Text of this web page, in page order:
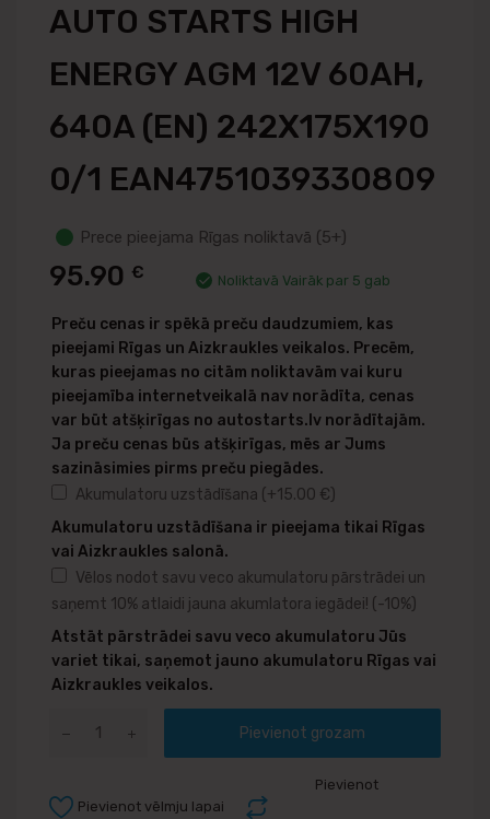
AUTO STARTS HIGH
ENERGY AGM 12V 60AH,
640A (EN) 242X175X190
0/1 EAN4751039330809
Prece pieejama Rīgas noliktavā (5+)
95.90 € Noliktavā Vairāk par 5 gab
Preču cenas ir spēkā preču daudzumiem, kas
pieejami Rīgas un Aizkraukles veikalos. Precēm,
kuras pieejamas no citām noliktavām vai kuru
pieejamība internetveikalā nav norādīta, cenas
var būt atšķirīgas no autostarts.lv norādītajām.
Ja preču cenas būs atšķirīgas, mēs ar Jums
sazināsimies pirms preču piegādes.
Akumulatoru uzstādīšana (+15.00 € )
Akumulatoru uzstādīšana ir pieejama tikai Rīgas
vai Aizkraukles salonā.
Vēlos nodot savu veco akumulatoru pārstrādei un
saņemt 10% atlaidi jauna akumlatora iegādei! (-10%)
Atstāt pārstrādei savu veco akumulatoru Jūs
variet tikai, saņemot jauno akumulatoru Rīgas vai
Aizkraukles veikalos.
Pievienot grozam
Pievienot
Pievienot vēlmju lapai